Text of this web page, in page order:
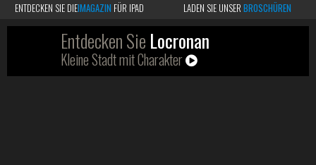
ENTDECKEN SIE DIEIMAGAZIN FÜR IPAD LADEN SIE UNSER BROSCHÜREN
Entdecken Sie Locronan
Kleine Stadt mit Charakter